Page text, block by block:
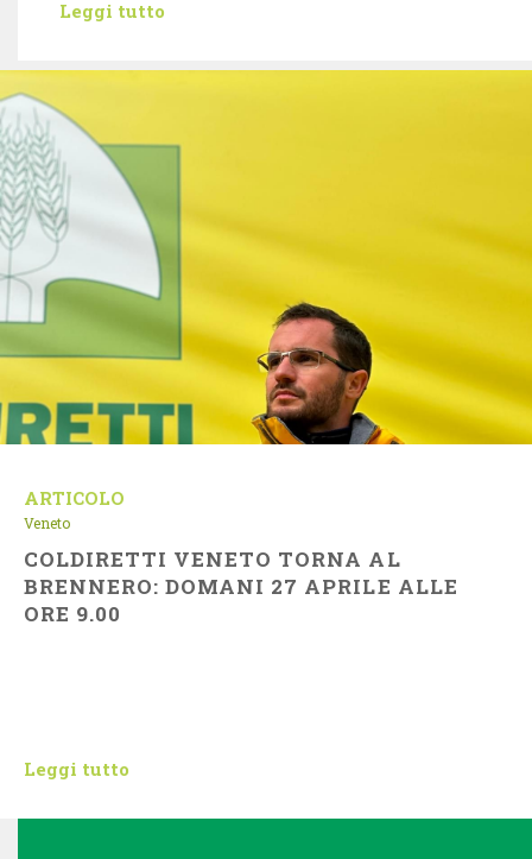
Leggi tutto
ARTICOLO
Veneto
COLDIRETTI VENETO TORNA AL
BRENNERO: DOMANI 27 APRILE ALLE
ORE 9.00
Leggi tutto